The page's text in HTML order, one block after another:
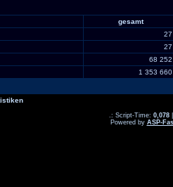
gesamt
68
1 353
.: Script-Time: 0,078
Powered by ASP-